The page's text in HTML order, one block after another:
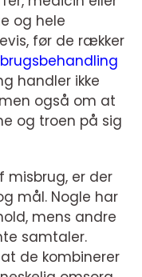
og hele
før de rækker
handler ikke
også om at
og troen på sig
misbrug, er der
mål. Nogle har
mens andre
samtaler.
de kombinerer